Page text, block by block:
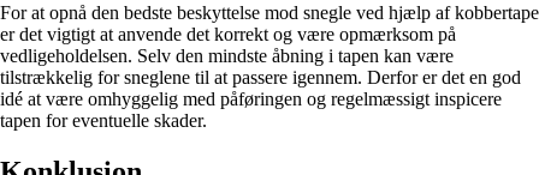
For at opnå den bedste beskyttelse mod snegle ved hjælp af kobbertape
er det vigtigt at anvende det korrekt og være opmærksom på
vedligeholdelsen. Selv den mindste åbning i tapen kan være
tilstrækkelig for sneglene til at passere igennem. Derfor er det en god
idé at være omhyggelig med påføringen og regelmæssigt inspicere
tapen for eventuelle skader.